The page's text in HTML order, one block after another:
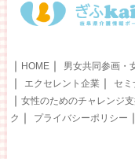
｜ HOME ｜ 男女共同参画・
｜ エクセレント企業 ｜ セ
｜女性のためのチャレンジ
ク ｜ プライバシーポリシー ｜